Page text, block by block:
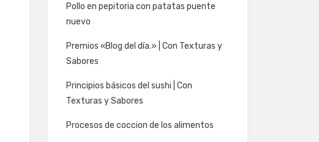
Pollo en pepitoria con patatas puente
nuevo
Premios «Blog del día.» | Con Texturas y
Sabores
Principios básicos del sushi | Con
Texturas y Sabores
Procesos de coccion de los alimentos